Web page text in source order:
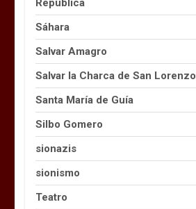
República
Sáhara
Salvar Amagro
Salvar la Charca de San Lorenzo
Santa María de Guía
Silbo Gomero
sionazis
sionismo
Teatro